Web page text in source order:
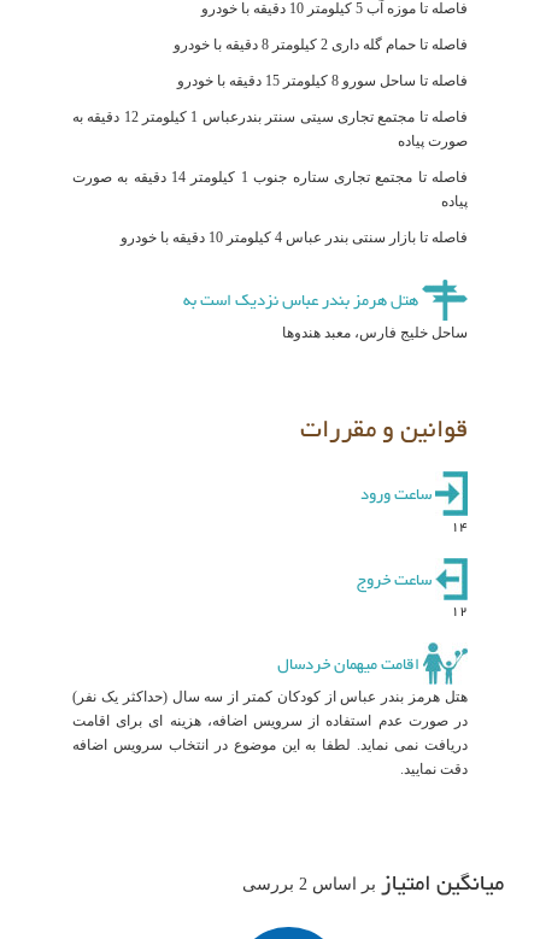
فاصله تا موزه آب 5 کیلومتر 10 دقیقه با خودرو
فاصله تا حمام گله ‌داری 2 کیلومتر 8 دقیقه با خودرو
فاصله تا ساحل سورو 8 کیلومتر 15 دقیقه با خودرو
فاصله تا مجتمع تجاری سیتی ‌سنتر بندرعباس 1 کیلومتر 12 دقیقه به
صورت پیاده
فاصله تا مجتمع تجاری ستاره جنوب 1 کیلومتر 14 دقیقه به صورت
پیاده
فاصله تا بازار سنتی بندر عباس 4 کیلومتر 10 دقیقه با خودرو
هتل هرمز بندر عباس نزدیک است به
ساحل خلیج فارس، معبد هندوها
قوانین و مقررات
ساعت ورود
14
ساعت خروج
12
اقامت میهمان خردسال
هتل هرمز بندر عباس از کودکان کمتر از سه سال (حداکثر یک نفر)
در صورت عدم استفاده از سرویس اضافه، هزینه ای برای اقامت
دریافت نمی نماید. لطفا به این موضوع در انتخاب سرویس اضافه
دقت نمایید.
میانگین امتیاز بر اساس 2 بررسی